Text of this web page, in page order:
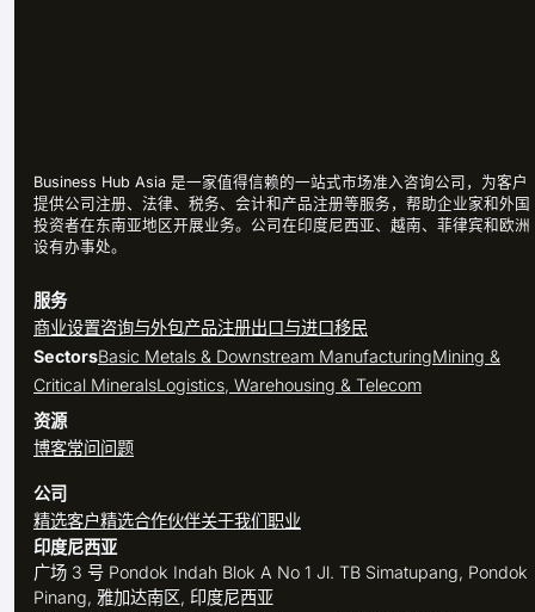
Business Hub Asia 是一家值得信赖的一站式市场准入咨询公司，为客户
提供公司注册、法律、税务、会计和产品注册等服务，帮助企业家和外国
投资者在东南亚地区开展业务。公司在印度尼西亚、越南、菲律宾和欧洲
设有办事处。
服务
商业设置咨询与外包产品注册出口与进口移民
SectorsBasic Metals & Downstream ManufacturingMining &
Critical MineralsLogistics, Warehousing & Telecom
资源
博客常问问题
公司
精选客户精选合作伙伴关于我们职业
印度尼西亚
广场 3 号 Pondok Indah Blok A No 1 Jl. TB Simatupang, Pondok
Pinang, 雅加达南区, 印度尼西亚